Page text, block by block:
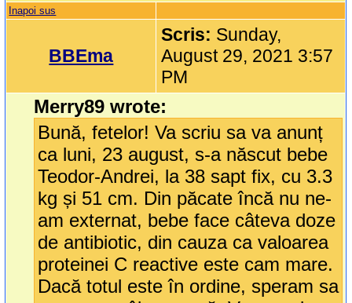
Inapoi sus
BBEma
Scris: Sunday,
August 29, 2021 3:57
PM
Merry89 wrote:
Bună, fetelor! Va scriu sa va anunț
ca luni, 23 august, s-a născut bebe
Teodor-Andrei, la 38 sapt fix, cu 3.3
kg și 51 cm. Din păcate încă nu ne-
am externat, bebe face câteva doze
de antibiotic, din cauza ca valoarea
proteinei C reactive este cam mare.
Dacă totul este în ordine, speram sa